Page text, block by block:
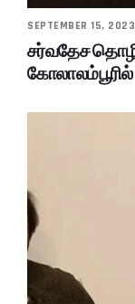
SEPTEMBER 15, 2023
சர்வதேச